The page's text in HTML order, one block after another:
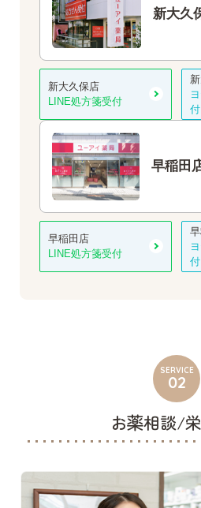
新大久
新大久保店
LINE処方箋受付
付
早稲田
早稲田店
LINE処方箋受付
付
SERVICE
02
お薬相談/